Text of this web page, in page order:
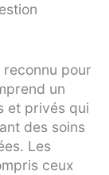
reconnu pour
un
et privés qui
des soins
Les
ceux